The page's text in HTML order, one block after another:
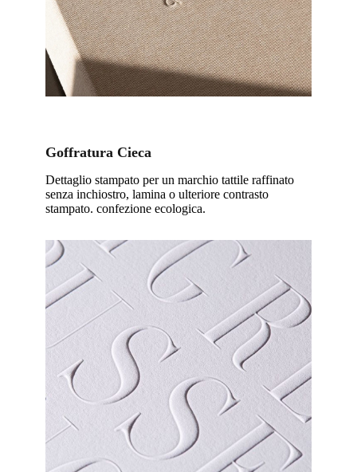
Goffratura Cieca
Dettaglio stampato per un marchio tattile raffinato
senza inchiostro, lamina o ulteriore contrasto
stampato. confezione ecologica.